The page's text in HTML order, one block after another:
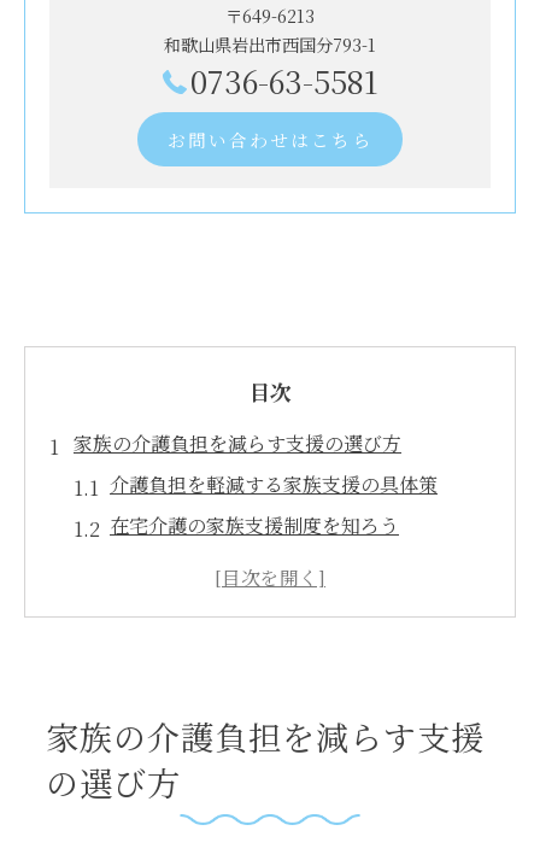
〒649-6213
和歌山県岩出市西国分793-1
0736-63-5581
お問い合わせはこちら
目次
家族の介護負担を減らす支援の選び方
介護負担を軽減する家族支援の具体策
在宅介護の家族支援制度を知ろう
介護家族が活用できる社会資源とは
介護が必要な家族の相談先の選び方
最初に相談するべき介護支援窓口とは
家族介護を始めるときの安心サポート先
家族の介護負担を減らす支援
の選び方